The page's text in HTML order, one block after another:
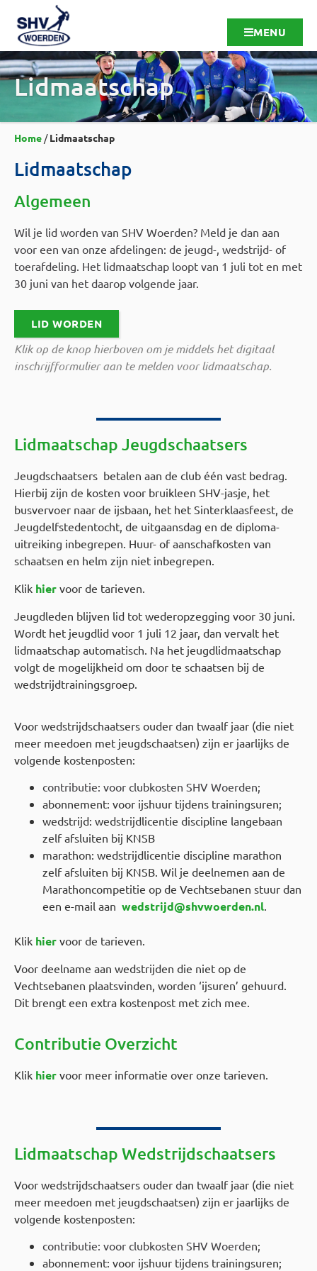
MENU
Lidmaatschap
Home /Lidmaatschap
Lidmaatschap
Algemeen
Wil je lid worden van SHV Woerden? Meld je dan aan
voor een van onze afdelingen: de jeugd-, wedstrijd- of
toerafdeling. Het lidmaatschap loopt van 1 juli tot en met
30 juni van het daarop volgende jaar.
LID WORDEN
Klik op de knop hierboven om je middels het digitaal
inschrijfformulier aan te melden voor lidmaatschap.
Lidmaatschap Jeugdschaatsers
Jeugdschaatsers betalen aan de club één vast bedrag.
Hierbij zijn de kosten voor bruikleen SHV-jasje, het
busvervoer naar de ijsbaan, het het Sinterklaasfeest, de
Jeugdelfstedentocht, de uitgaansdag en de diploma-
uitreiking inbegrepen. Huur- of aanschafkosten van
schaatsen en helm zijn niet inbegrepen.
Klik hier voor de tarieven.
Jeugdleden blijven lid tot wederopzegging voor 30 juni.
Wordt het jeugdlid voor 1 juli 12 jaar, dan vervalt het
lidmaatschap automatisch. Na het jeugdlidmaatschap
volgt de mogelijkheid om door te schaatsen bij de
wedstrijdtrainingsgroep.
Voor wedstrijdschaatsers ouder dan twaalf jaar (die niet
meer meedoen met jeugdschaatsen) zijn er jaarlijks de
volgende kostenposten:
contributie: voor clubkosten SHV Woerden;
abonnement: voor ijshuur tijdens trainingsuren;
wedstrijd: wedstrijdlicentie discipline langebaan
zelf afsluiten bij KNSB
marathon: wedstrijdlicentie discipline marathon
zelf afsluiten bij KNSB. Wil je deelnemen aan de
Marathoncompetitie op de Vechtsebanen stuur dan
een e-mail aan wedstrijd@shvwoerden.nl
Klik hier voor de tarieven.
Voor deelname aan wedstrijden die niet op de
Vechtsebanen plaatsvinden, worden ‘ijsuren’ gehuurd.
Dit brengt een extra kostenpost met zich mee.
Contributie Overzicht
Klik hier voor meer informatie over onze tarieven.
Lidmaatschap Wedstrijdschaatsers
Voor wedstrijdschaatsers ouder dan twaalf jaar (die niet
meer meedoen met jeugdschaatsen) zijn er jaarlijks de
volgende kostenposten:
contributie: voor clubkosten SHV Woerden;
abonnement: voor ijshuur tijdens trainingsuren;